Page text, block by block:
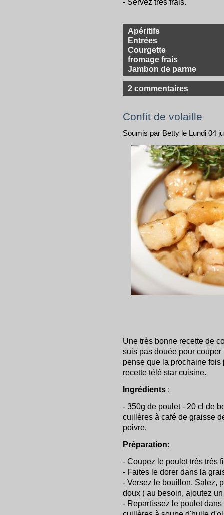
- Servez très frais.
Apéritifs
Entrées
Courgette
fromage frais
Jambon de parme
2 commentaires
Confit de volaille
Soumis par Betty le Lundi 04
Une très bonne recette de
suis pas douée pour
pense que la prochaine fois
recette télé star cuisine.
Ingrédients :
- 350g de poulet - 20 cl de
cuillères à café de graisse
poivre.
Préparation:
- Coupez le poulet très très
- Faites le dorer dans la
- Versez le bouillon. Salez,
doux ( au besoin, ajoutez
- Repartissez le poulet